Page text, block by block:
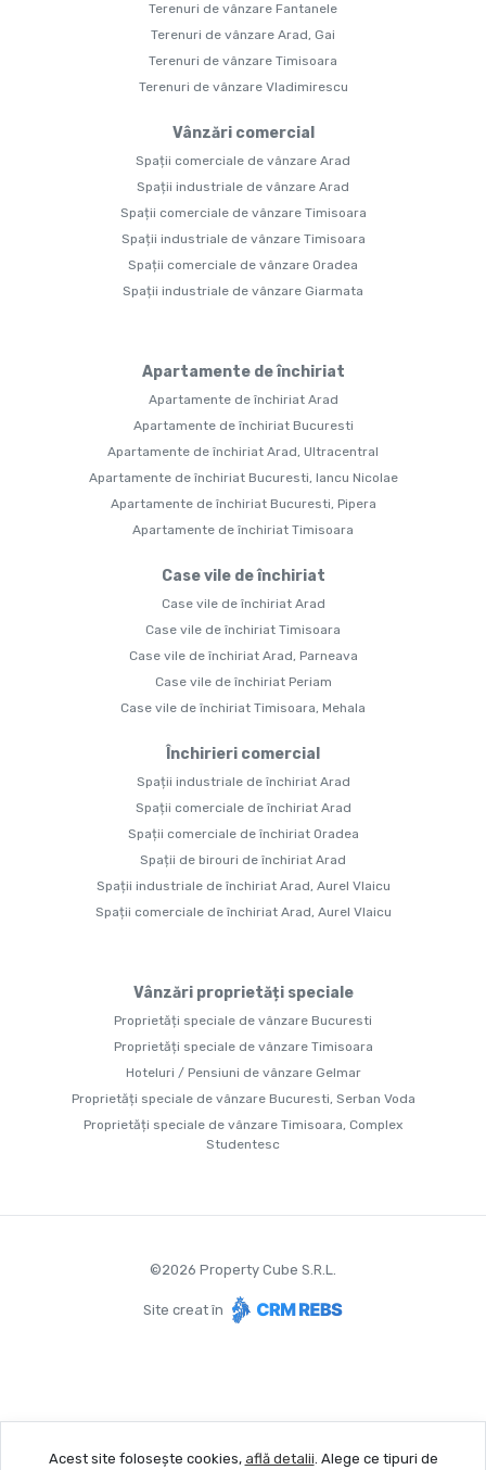
Terenuri de vânzare Fantanele
Terenuri de vânzare Arad, Gai
Terenuri de vânzare Timisoara
Terenuri de vânzare Vladimirescu
Vânzări comercial
Spații comerciale de vânzare Arad
Spații industriale de vânzare Arad
Spații comerciale de vânzare Timisoara
Spații industriale de vânzare Timisoara
Spații comerciale de vânzare Oradea
Spații industriale de vânzare Giarmata
Apartamente de închiriat
Apartamente de închiriat Arad
Apartamente de închiriat Bucuresti
Apartamente de închiriat Arad, Ultracentral
Apartamente de închiriat Bucuresti, Iancu Nicolae
Apartamente de închiriat Bucuresti, Pipera
Apartamente de închiriat Timisoara
Case vile de închiriat
Case vile de închiriat Arad
Case vile de închiriat Timisoara
Case vile de închiriat Arad, Parneava
Case vile de închiriat Periam
Case vile de închiriat Timisoara, Mehala
Închirieri comercial
Spații industriale de închiriat Arad
Spații comerciale de închiriat Arad
Spații comerciale de închiriat Oradea
Spații de birouri de închiriat Arad
Spații industriale de închiriat Arad, Aurel Vlaicu
Spații comerciale de închiriat Arad, Aurel Vlaicu
Vânzări proprietăți speciale
Proprietăți speciale de vânzare Bucuresti
Proprietăți speciale de vânzare Timisoara
Hoteluri / Pensiuni de vânzare Gelmar
Proprietăți speciale de vânzare Bucuresti, Serban Voda
Proprietăți speciale de vânzare Timisoara, Complex
Studentesc
©2026 Property Cube S.R.L.
Site creat în
Acest site folosește cookies, află detalii. Alege ce tipuri de